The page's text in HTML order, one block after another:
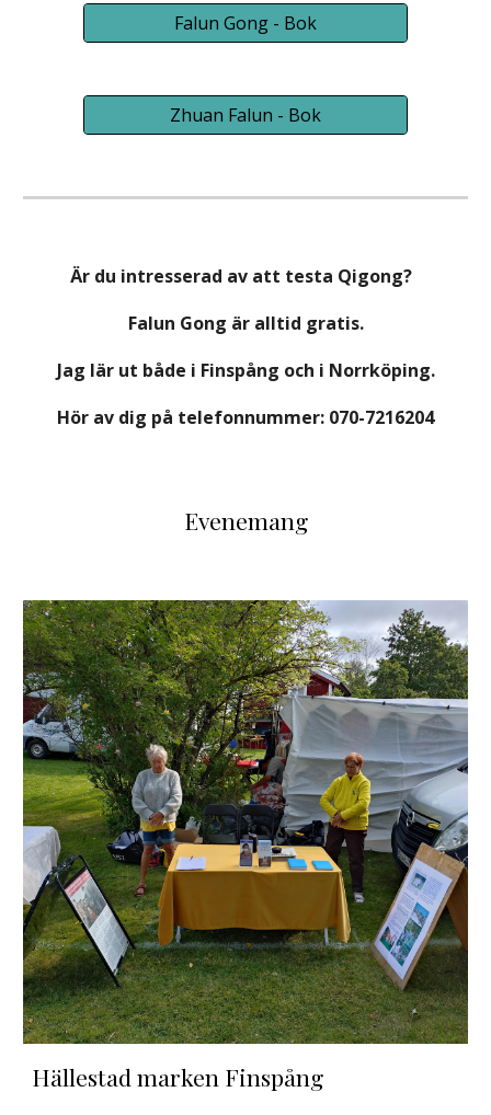
Falun Gong - Bok
Zhuan Falun - Bok
Är du intresserad av att testa Qigong?
Falun Gong är alltid gratis.
Jag lär ut både i Finspång och i Norrköping.
Hör av dig på telefonnummer: 070-7216204
Evenemang
Hällestad marken Finspång